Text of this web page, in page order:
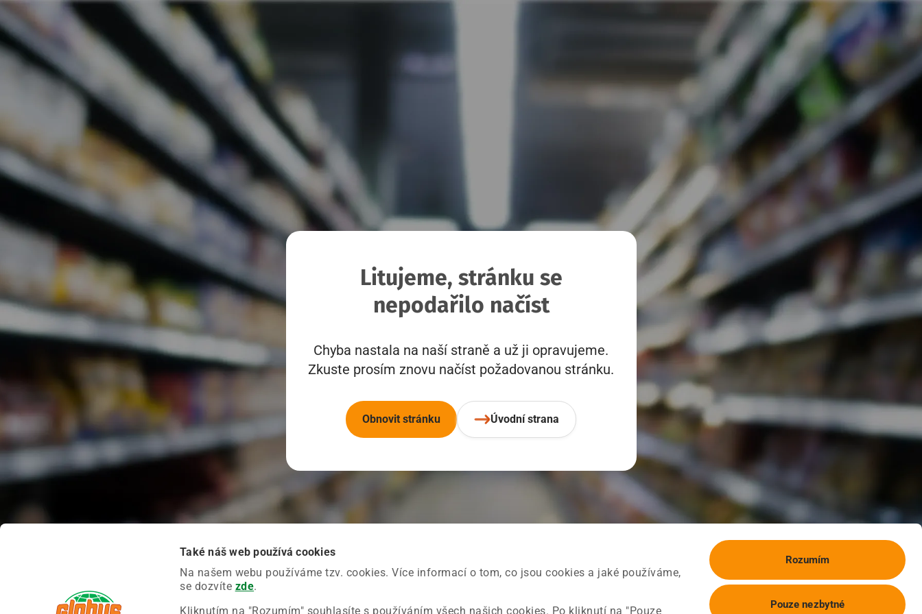
Také náš web používá cookies
Na našem webu používáme tzv. cookies. Více informací o tom, co jsou cookies a jaké používáme,
se dozvíte zde.
Kliknutím na "Rozumím" souhlasíte s používáním všech našich cookies. Po kliknutí na "Pouze
Rozumím
Pouze nezbytné
Litujeme, stránku se
nepodařilo načíst
Chyba nastala na naší straně a už ji opravujeme.
Zkuste prosím znovu načíst požadovanou stránku.
Obnovit stránku Úvodní strana